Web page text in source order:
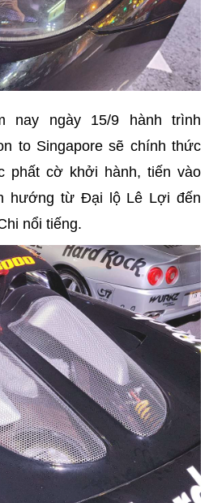
nay ngày 15/9 hành trình
to Singapore sẽ chính thức
phất cờ khởi hành, tiến vào
hướng từ Đại lộ Lê Lợi đến
nổi tiếng.